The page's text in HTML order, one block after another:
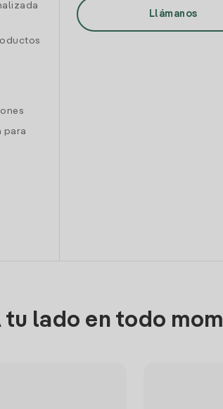
para
Llámanos
tu lado en todo